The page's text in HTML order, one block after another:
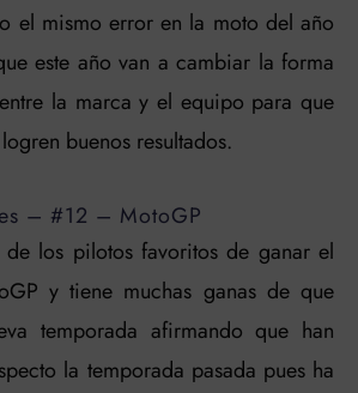
el mismo error en la moto del año
este año van a cambiar la forma
la marca y el equipo para que
buenos resultados.
– #12 – MotoGP
los pilotos favoritos de ganar el
y tiene muchas ganas de que
temporada afirmando que han
la temporada pasada pues ha